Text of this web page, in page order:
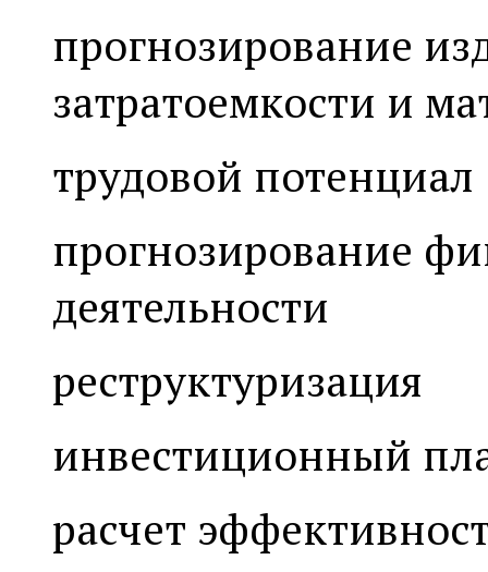
прогнозирование
затратоемкости и
трудовой потенциал
прогнозирование
деятельности
реструктуризация
инвестиционный
расчет